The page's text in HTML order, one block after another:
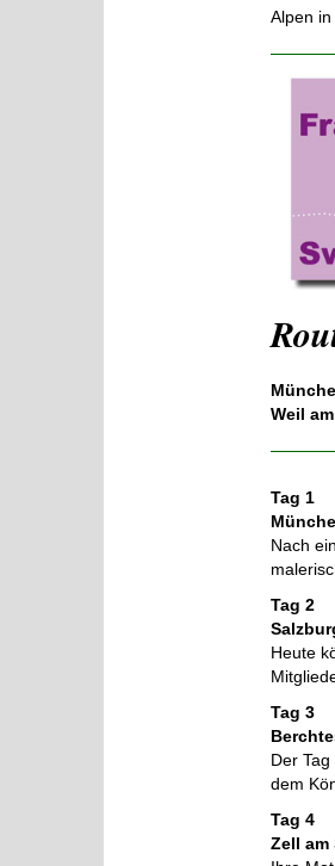
Alpen in
Weil
Tag 1
Nach
Tag 2
Heute
Tag 3
Der
dem
Tag 4
Zell am